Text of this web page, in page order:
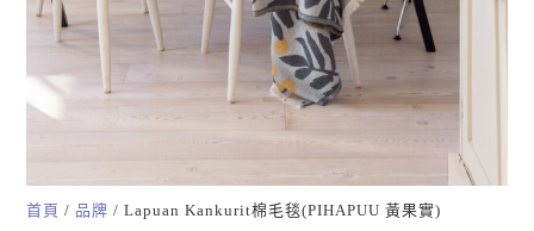
首頁 / 品牌 / Lapuan Kankurit棉毛毯(PIHAPUU 黃果實)